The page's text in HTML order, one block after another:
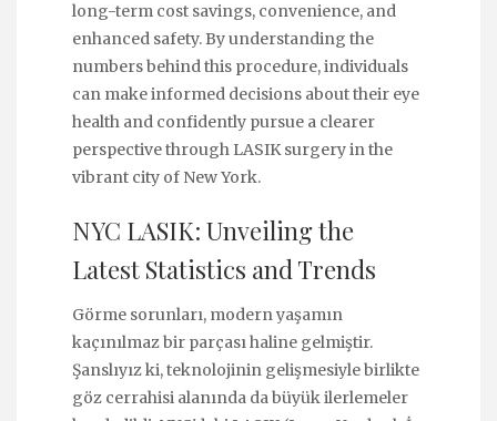
long-term cost savings, convenience, and
enhanced safety. By understanding the
numbers behind this procedure, individuals
can make informed decisions about their eye
health and confidently pursue a clearer
perspective through LASIK surgery in the
vibrant city of New York.
NYC LASIK: Unveiling the
Latest Statistics and Trends
Görme sorunları, modern yaşamın
kaçınılmaz bir parçası haline gelmiştir.
Şanslıyız ki, teknolojinin gelişmesiyle birlikte
göz cerrahisi alanında da büyük ilerlemeler